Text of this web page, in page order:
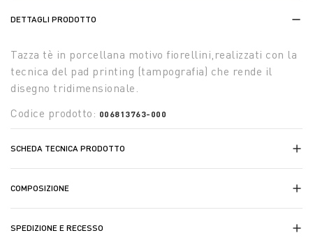
DETTAGLI PRODOTTO
Tazza tè in porcellana motivo fiorellini,realizzati con la
tecnica del pad printing (tampografia) che rende il
disegno tridimensionale.
Codice prodotto: 006813763-000
SCHEDA TECNICA PRODOTTO
COMPOSIZIONE
SPEDIZIONE E RECESSO